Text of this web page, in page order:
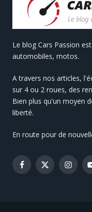
Le blog Cars Passion
automobiles, motos.
A travers nos articles,
sur 4 ou 2 roues, des
Bien plus qu'un moyen
liberté.
En route pour de
Facebook
X